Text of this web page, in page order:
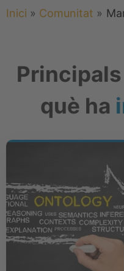
Inici » Comunitat »
què ha